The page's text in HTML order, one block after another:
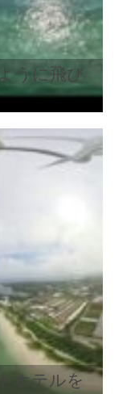
うに飛び
ホテルを